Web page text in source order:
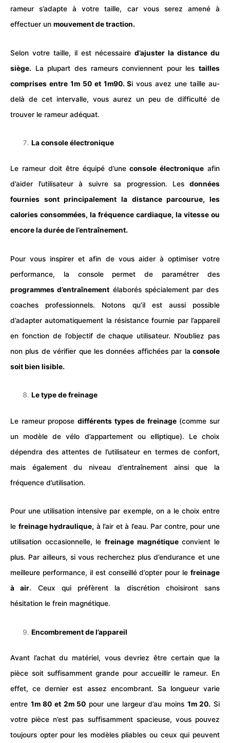
rameur s’adapte à votre taille, car vous serez amené à
effectuer un mouvement de traction.
Selon votre taille, il est nécessaire d’ajuster la distance du
siège. La plupart des rameurs conviennent pour les tailles
comprises entre 1m 50 et 1m90. Si vous avez une taille au-
delà de cet intervalle, vous aurez un peu de difficulté de
trouver le rameur adéquat.
La console électronique
Le rameur doit être équipé d’une console électronique afin
d’aider l’utilisateur à suivre sa progression. Les données
fournies sont principalement la distance parcourue, les
calories consommées, la fréquence cardiaque, la vitesse ou
encore la durée de l’entraînement.
Pour vous inspirer et afin de vous aider à optimiser votre
performance, la console permet de paramétrer des
programmes d’entraînement élaborés spécialement par des
coaches professionnels. Notons qu’il est aussi possible
d’adapter automatiquement la résistance fournie par l’appareil
en fonction de l’objectif de chaque utilisateur. N’oubliez pas
non plus de vérifier que les données affichées par la console
soit bien lisible.
Le type de freinage
Le rameur propose différents types de freinage(comme sur
un modèle devélo d’appartementou elliptique). Le choix
dépendra des attentes de l’utilisateur en termes de confort,
mais également du niveau d’entraînement ainsi que la
fréquence d’utilisation.
Pour une utilisation intensive par exemple, on a le choix entre
le freinage hydraulique, à l’air et à l’eau. Par contre, pour une
utilisation occasionnelle, le freinage magnétiqueconvient le
plus. Par ailleurs, si vous recherchez plus d’endurance et une
meilleure performance, il est conseillé d’opter pour le freinage
à air. Ceux qui préfèrent la discrétion choisiront sans
hésitation le frein magnétique.
Encombrement de l’appareil
Avant l’achat du matériel, vous devriez être certain que la
pièce soit suffisamment grande pour accueillir le rameur. En
effet, ce dernier est assez encombrant. Sa longueur varie
entre 1m 80 et 2m 50 pour une largeur d’au moins 1m 20. Si
votre pièce n’est pas suffisamment spacieuse, vous pouvez
toujours opter pour les modèles pliables ou ceux qui peuvent